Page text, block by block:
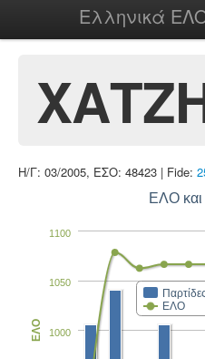
Ελληνικά
Η/Γ: 03/2005, ΕΣΟ: 48423 | Fide:
ΕΛΟ
Παρτίδες
ΕΛΟ
1000
1050
1100
ΕΛΟ